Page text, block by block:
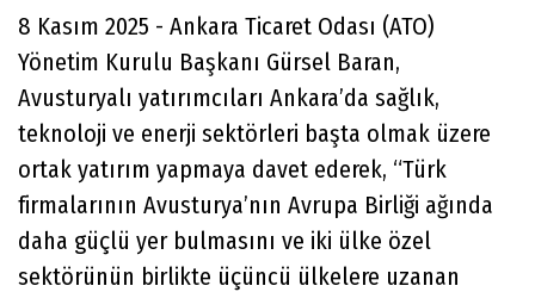
8 Kasım 2025 - Ankara Ticaret Odası (ATO)
Yönetim Kurulu Başkanı Gürsel Baran,
Avusturyalı yatırımcıları Ankara’da sağlık,
teknoloji ve enerji sektörleri başta olmak üzere
ortak yatırım yapmaya davet ederek, “Türk
firmalarının Avusturya’nın Avrupa Birliği ağında
daha güçlü yer bulmasını ve iki ülke özel
sektörünün birlikte üçüncü ülkelere uzanan